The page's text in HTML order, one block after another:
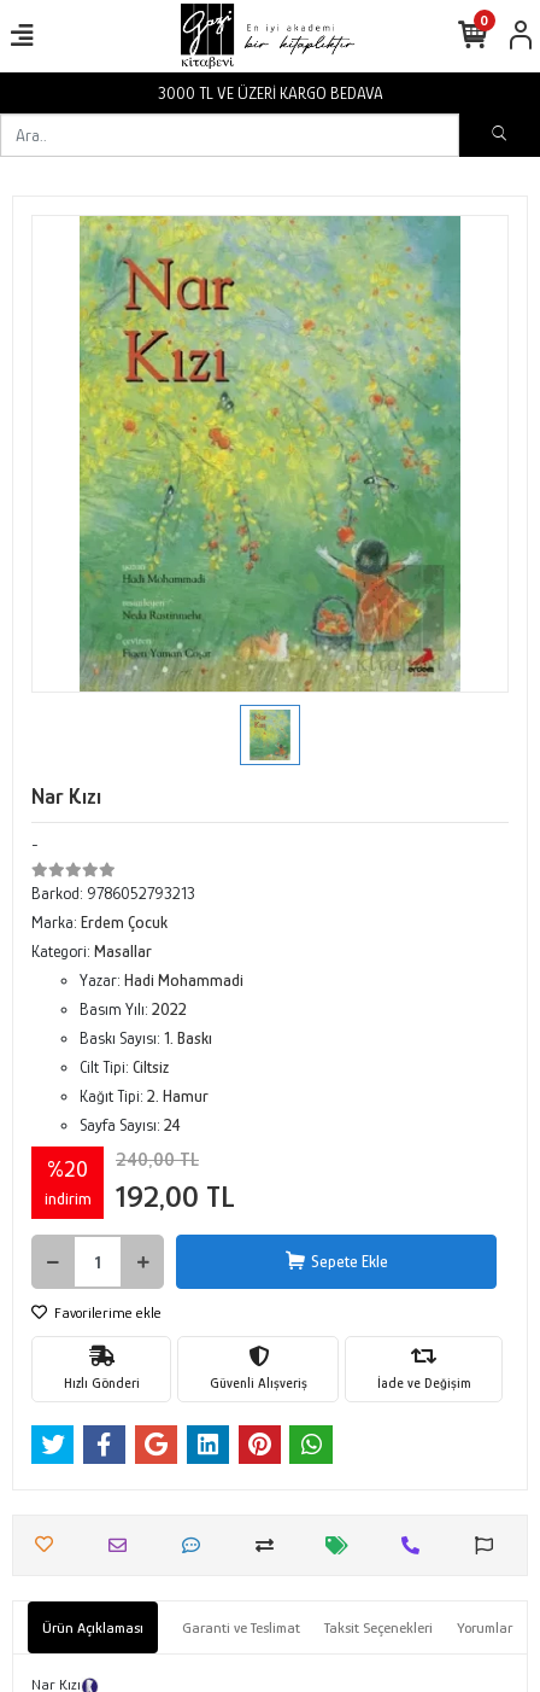
3000 TL VE ÜZERİ KARGO BEDAVA
0
Nar Kızı
-
Barkod: 9786052793213
Marka: Erdem Çocuk
Kategori: Masallar
Yazar: Hadi Mohammadi
Basım Yılı: 2022
Baskı Sayısı: 1. Baskı
Cilt Tipi: Ciltsiz
Kağıt Tipi: 2. Hamur
Sayfa Sayısı: 24
%20
indirim
240,00 TL
192,00 TL
Sepete Ekle
Favorilerime ekle
Hızlı Gönderi Güvenli Alışveriş İade ve Değişim
Ürün Açıklaması Garanti ve Teslimat Taksit Seçenekleri Yorumlar
Nar Kızı